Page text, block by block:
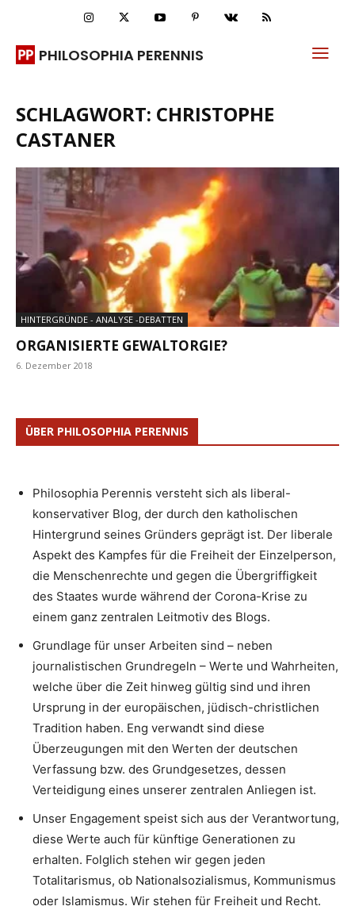
PHILOSOPHIA PERENNIS
SCHLAGWORT: CHRISTOPHE
CASTANER
HINTERGRÜNDE - ANALYSE -DEBATTEN
ORGANISIERTE GEWALTORGIE?
6. Dezember 2018
ÜBER PHILOSOPHIA PERENNIS
Philosophia Perennis versteht sich als liberal-
konservativer Blog, der durch den katholischen
Hintergrund seines Gründers geprägt ist. Der liberale
Aspekt des Kampfes für die Freiheit der Einzelperson,
die Menschenrechte und gegen die Übergriffigkeit
des Staates wurde während der Corona-Krise zu
einem ganz zentralen Leitmotiv des Blogs.
Grundlage für unser Arbeiten sind – neben
journalistischen Grundregeln – Werte und Wahrheiten,
welche über die Zeit hinweg gültig sind und ihren
Ursprung in der europäischen, jüdisch-christlichen
Tradition haben. Eng verwandt sind diese
Überzeugungen mit den Werten der deutschen
Verfassung bzw. des Grundgesetzes, dessen
Verteidigung eines unserer zentralen Anliegen ist.
Unser Engagement speist sich aus der Verantwortung,
diese Werte auch für künftige Generationen zu
erhalten. Folglich stehen wir gegen jeden
Totalitarismus, ob Nationalsozialismus, Kommunismus
oder Islamismus. Wir stehen für Freiheit und Recht.